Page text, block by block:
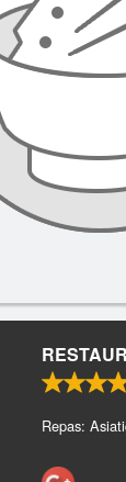
Repas: